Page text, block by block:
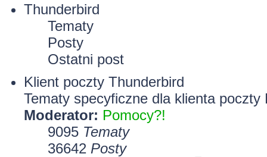
Thunderbird
Tematy
Posty
Ostatni post
Klient poczty Thunderbird
Tematy specyficzne dla klienta poczty
Moderator: Pomocy?!
9095 Tematy
36642 Posty